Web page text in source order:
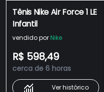
Tênis Nike Air Force 1 LE
Infantil
vendido por Nike
R$ 598,49
cerca de 6 horas
Ver histórico